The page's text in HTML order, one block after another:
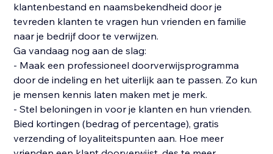
klantenbestand en naamsbekendheid door je
tevreden klanten te vragen hun vrienden en familie
naar je bedrijf door te verwijzen.
Ga vandaag nog aan de slag:
- Maak een professioneel doorverwijsprogramma
door de indeling en het uiterlijk aan te passen. Zo kun
je mensen kennis laten maken met je merk.
- Stel beloningen in voor je klanten en hun vrienden.
Bied kortingen (bedrag of percentage), gratis
verzending of loyaliteitspunten aan. Hoe meer